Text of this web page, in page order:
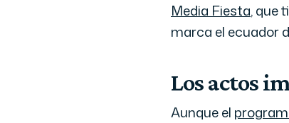
Media Fiesta, que
marca el ecuador
Los actos
Aunque el